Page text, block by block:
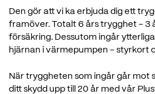
Den gör att vi ka erbjuda dig ett
framöver. Totalt 6 års trygghet - 3
försäkring. Dessutom ingår
hjärnan i värmepumpen - styrkort
När tryggheten som ingår går mot
ditt skydd upp till 20 år med vår